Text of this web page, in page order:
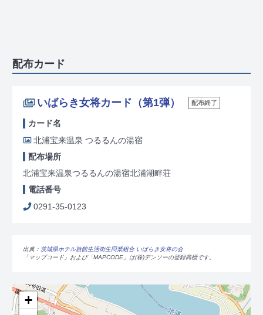
配布カード
いばらき女将カード（第1弾） 配布終了
カード名
北浦宝来温泉 つるるんの湯宿
配布場所
北浦宝来温泉つるるんの湯宿北浦湖畔荘
電話番号
0291-35-0123
出典： 茨城県ホテル旅館生活衛生同業組合 いばらき女将の会
「マップコード」および「MAPCODE」は(株)デンソーの登録商標です。
+